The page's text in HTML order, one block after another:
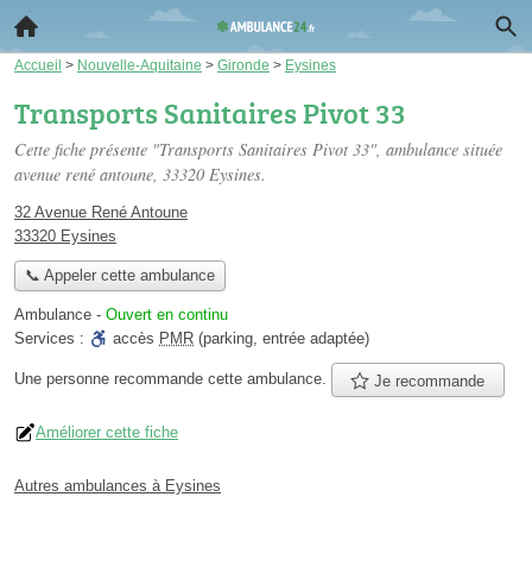
Accueil > Nouvelle-Aquitaine > Gironde > Eysines
Transports Sanitaires Pivot 33
Cette fiche présente "Transports Sanitaires Pivot 33", ambulance située
avenue rené antoune, 33320 Eysines.
32 Avenue René Antoune
33320 Eysines
📞 Appeler cette ambulance
Ambulance - Ouvert en continu
Services :
accès PMR (parking, entrée adaptée)
Une personne recommande cette ambulance. Je recommande
Améliorer cette fiche
Autres ambulances à Eysines